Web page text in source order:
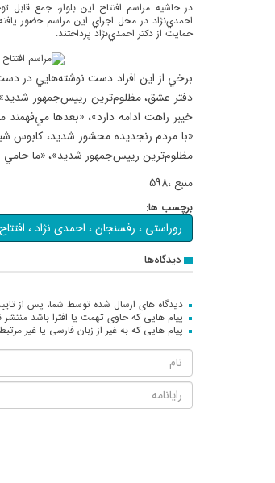
در حاشيه مراسم افتتاح اين بلوار، جمع
احمدي‌نژاد در محل اجراي اين مراسم حضور
حمايت از دکتر احمدي‌نژاد پرداختند.
برخي از اين افراد دست نوشته‌هايي در
دفتر عشق، مظلوم‌ترين رييس‌جمهور
خيبر راهت ادامه دارد»، «بعدها
«با مردم رنجديده محشور شديد، کابوس
مظلوم‌ترين رييس‌جمهور شديد»، «ما حامي
منبع ،598
برچسب ها:
روراستی ، رفسنجان ، احمدی نژاد ،
دیدگاه‌ها
دیدگاه های ارسال شده توسط شما، پس از
پیام هایی که حاوی تهمت یا افترا باشد
پیام هایی که به غیر از زبان فارسی یا غیر